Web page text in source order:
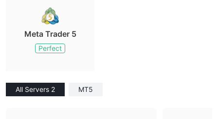
Meta Trader 5
Perfect
All Servers 2 MT5